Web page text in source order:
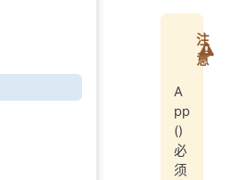
注
意
A
pp
()
必
须